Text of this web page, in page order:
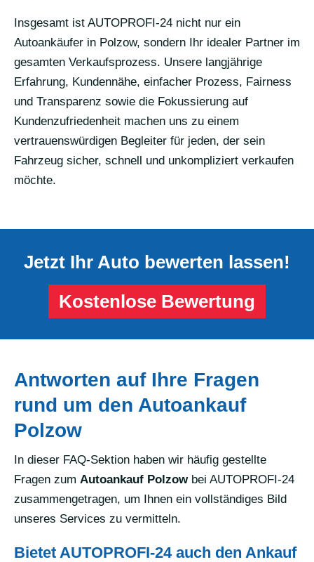
Insgesamt ist AUTOPROFI-24 nicht nur ein
Autoankäufer in Polzow, sondern Ihr idealer Partner im
gesamten Verkaufsprozess. Unsere langjährige
Erfahrung, Kundennähe, einfacher Prozess, Fairness
und Transparenz sowie die Fokussierung auf
Kundenzufriedenheit machen uns zu einem
vertrauenswürdigen Begleiter für jeden, der sein
Fahrzeug sicher, schnell und unkompliziert verkaufen
möchte.
Jetzt Ihr Auto bewerten lassen!
Kostenlose Bewertung
Antworten auf Ihre Fragen
rund um den Autoankauf
Polzow
In dieser FAQ-Sektion haben wir häufig gestellte
Fragen zum Autoankauf Polzowbei AUTOPROFI-24
zusammengetragen, um Ihnen ein vollständiges Bild
unseres Services zu vermitteln.
Bietet AUTOPROFI-24 auch den Ankauf